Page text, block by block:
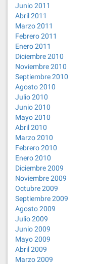
Junio 2011
Abril 2011
Marzo 2011
Febrero 2011
Enero 2011
Diciembre 2010
Noviembre 2010
Septiembre 2010
Agosto 2010
Julio 2010
Junio 2010
Mayo 2010
Abril 2010
Marzo 2010
Febrero 2010
Enero 2010
Diciembre 2009
Noviembre 2009
Octubre 2009
Septiembre 2009
Agosto 2009
Julio 2009
Junio 2009
Mayo 2009
Abril 2009
Marzo 2009